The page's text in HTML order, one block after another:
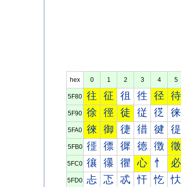
hex 0 1 2 3 4 5
5F80 往 征 徂 徃 径 待
5F90 徐 徑 徒 従 徔 徕
5FA0 徠 御 徢 徣 徤 徥
5FB0 徰 徱 徲 徳 徴 徵
5FC0 忀 忁 忂 心 忄 必
5FD0 忐 忑 忒 忓 忔 忕